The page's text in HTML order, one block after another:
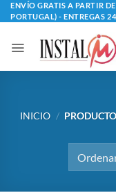
Saltar
al
contenido
ENVÍO GRATIS A PARTIR
PORTUGAL) - ENTREGAS
INICIO /